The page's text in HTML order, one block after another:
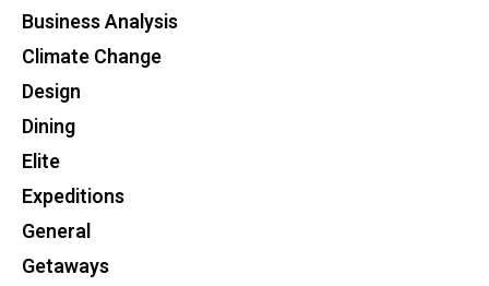
Business Analysis
Climate Change
Design
Dining
Elite
Expeditions
General
Getaways